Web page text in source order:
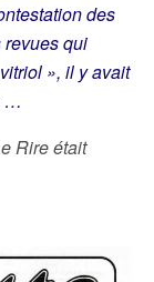
des
revues qui
», il y avait
…
Rire était